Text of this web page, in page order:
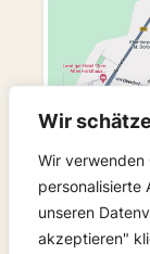
Wir
Wir verwenden
personalisierte
unseren
akzeptieren"